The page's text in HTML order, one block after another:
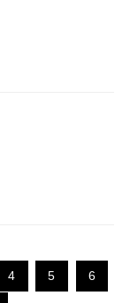
4 5 6